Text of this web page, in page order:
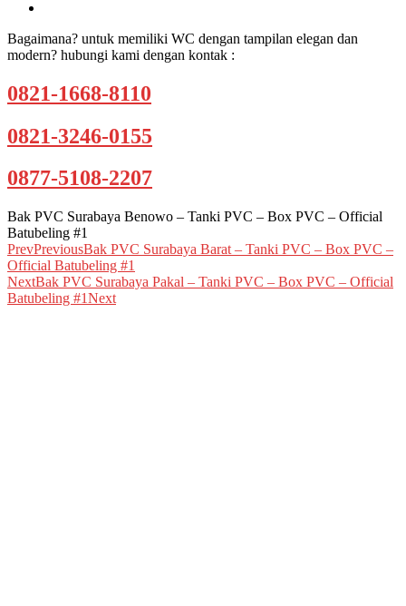
Bagaimana? untuk memiliki WC dengan tampilan elegan dan
modern? hubungi kami dengan kontak :
0821-1668-8110
0821-3246-0155
0877-5108-2207
Bak PVC Surabaya Benowo – Tanki PVC – Box PVC – Official
Batubeling #1
PrevPreviousBak PVC Surabaya Barat – Tanki PVC – Box PVC –
Official Batubeling #1
NextBak PVC Surabaya Pakal – Tanki PVC – Box PVC – Official
Batubeling #1Next